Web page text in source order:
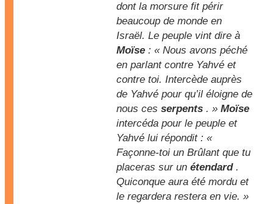
dont la morsure fit périr
beaucoup de monde en
Israël. Le peuple vint dire à
Moïse : « Nous avons péché
en parlant contre Yahvé et
contre toi. Intercède auprès
de Yahvé pour qu’il éloigne de
nous ces serpents . » Moïse
intercéda pour le peuple et
Yahvé lui répondit : «
Façonne-toi un Brûlant que tu
placeras sur un étendard.
Quiconque aura été mordu et
le regardera restera en vie. »